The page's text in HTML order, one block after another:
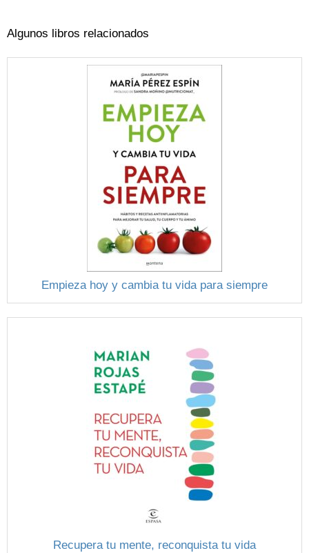
Algunos libros relacionados
Empieza hoy y cambia tu vida para siempre
Recupera tu mente, reconquista tu vida